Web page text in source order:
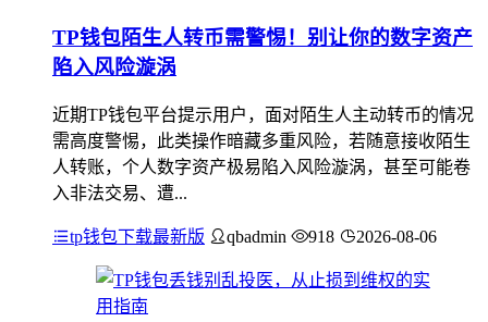
TP钱包陌生人转币需警惕！别让你的数字资产
陷入风险漩涡
近期TP钱包平台提示用户，面对陌生人主动转币的情况
需高度警惕，此类操作暗藏多重风险，若随意接收陌生
人转账，个人数字资产极易陷入风险漩涡，甚至可能卷
入非法交易、遭...
tp钱包下载最新版 qbadmin 918 2026-08-06